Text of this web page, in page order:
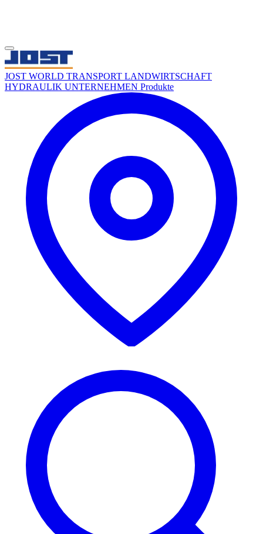
JOST WORLD TRANSPORT LANDWIRTSCHAFT
HYDRAULIK UNTERNEHMEN Produkte